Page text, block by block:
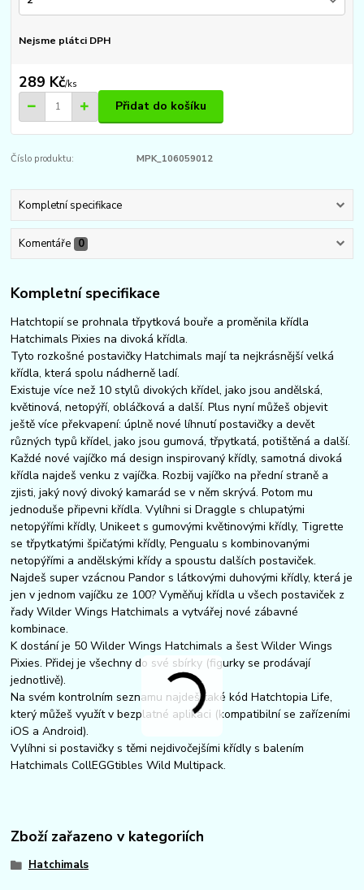
Nejsme plátci DPH
289 Kč/ks
Přidat do košíku
Číslo produktu: MPK_106059012
Kompletní specifikace
Komentáře 0
Kompletní specifikace
Hatchtopií se prohnala třpytková bouře a proměnila křídla
Hatchimals Pixies na divoká křídla.
Tyto rozkošné postavičky Hatchimals mají ta nejkrásnější velká
křídla, která spolu nádherně ladí.
Existuje více než 10 stylů divokých křídel, jako jsou andělská,
květinová, netopýří, obláčková a další. Plus nyní můžeš objevit
ještě více překvapení: úplně nové líhnutí postavičky a devět
různých typů křídel, jako jsou gumová, třpytkatá, potištěná a další.
Každé nové vajíčko má design inspirovaný křídly, samotná divoká
křídla najdeš venku z vajíčka. Rozbij vajíčko na přední straně a
zjisti, jaký nový divoký kamarád se v něm skrývá. Potom mu
jednoduše připevni křídla. Vylíhni si Draggle s chlupatými
netopýřími křídly, Unikeet s gumovými květinovými křídly, Tigrette
se třpytkatými špičatými křídly, Pengualu s kombinovanými
netopýřími a andělskými křídy a spoustu dalších postaviček.
Najdeš super vzácnou Pandor s látkovými duhovými křídly, která je
jen v jednom vajíčku ze 100? Vyměňuj křídla u všech postaviček z
řady Wilder Wings Hatchimals a vytvářej nové zábavné
kombinace.
K dostání je 50 Wilder Wings Hatchimals a šest Wilder Wings
Pixies. Přidej je všechny do své sbírky (figurky se prodávají
jednotlivě).
Na svém kontrolním seznamu najdeš také kód Hatchtopia Life,
který můžeš využít v bezplatné aplikaci (kompatibilní se zařízeními
iOS a Android).
Vylíhni si postavičky s těmi nejdivočejšími křídly s balením
Hatchimals CollEGGtibles Wild Multipack.
Zboží zařazeno v kategoriích
Hatchimals